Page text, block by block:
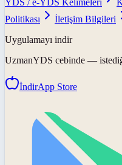
Politikası
İletişim Bilgileri
Uygulamayı indir
UzmanYDS cebinde —
İndirApp Store